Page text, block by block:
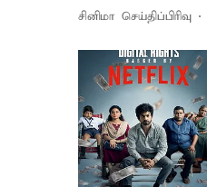
சினிமா செய்திப்பிரிவு